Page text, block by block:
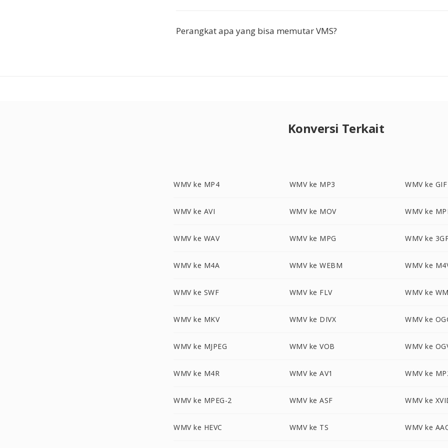
Perangkat apa yang bisa memutar VMS?
Konversi Terkait
WMV ke MP4 WMV ke MP3 WMV ke GIF
WMV ke AVI WMV ke MOV WMV ke
WMV ke WAV WMV ke MPG WMV ke
WMV ke M4A WMV ke WEBM WMV ke
WMV ke SWF WMV ke FLV WMV ke
WMV ke MKV WMV ke DIVX WMV ke
WMV ke MJPEG WMV ke VOB WMV ke
WMV ke M4R WMV ke AV1 WMV ke
WMV ke MPEG-2 WMV ke ASF WMV ke
WMV ke HEVC WMV ke TS WMV ke